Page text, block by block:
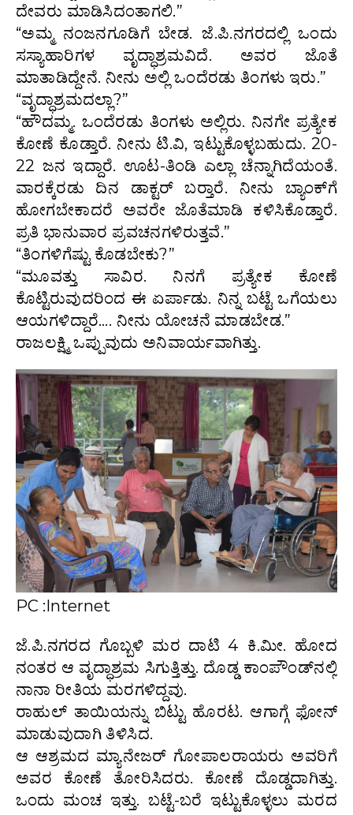
ದೇವರು ಮಾಡಿಸಿದಂತಾಗಲಿ.”
“ಅಮ್ಮ ನಂಜನಗೂಡಿಗೆ ಬೇಡ. ಜೆ.ಪಿ.ನಗರದಲ್ಲಿ ಒಂದು
ಸಸ್ಯಾಹಾರಿಗಳ ವೃದ್ಧಾಶ್ರಮವಿದೆ. ಅವರ ಜೊತೆ
ಮಾತಾಡಿದ್ದೇನೆ. ನೀನು ಅಲ್ಲಿ ಒಂದೆರಡು ತಿಂಗಳು ಇರು.”
“ವೃದ್ಧಾಶ್ರಮದಲ್ಲಾ?”
“ಹೌದಮ್ಮ. ಒಂದೆರಡು ತಿಂಗಳು ಅಲ್ಲಿರು. ನಿನಗೇ ಪ್ರತ್ಯೇಕ
ಕೋಣೆ ಕೊಡ್ತಾರೆ. ನೀನು ಟಿ.ವಿ, ಇಟ್ಟುಕೊಳ್ಳಬಹುದು. 20-
22 ಜನ ಇದ್ದಾರೆ. ಊಟ-ತಿಂಡಿ ಎಲ್ಲಾ ಚೆನ್ನಾಗಿದೆಯಂತೆ.
ವಾರಕ್ಕೆರಡು ದಿನ ಡಾಕ್ಟರ್ ಬರ‍್ತಾರೆ. ನೀನು ಬ್ಯಾಂಕ್‌ಗೆ
ಹೋಗಬೇಕಾದರೆ ಅವರೇ ಜೊತೆಮಾಡಿ ಕಳಿಸಿಕೊಡ್ತಾರೆ.
ಪ್ರತಿ ಭಾನುವಾರ ಪ್ರವಚನಗಳಿರುತ್ತವೆ.”
“ತಿಂಗಳಿಗೆಷ್ಟು ಕೊಡಬೇಕು?”
“ಮೂವತ್ತು ಸಾವಿರ. ನಿನಗೆ ಪ್ರತ್ಯೇಕ ಕೋಣೆ
ಕೊಟ್ಟಿರುವುದರಿಂದ ಈ ಏರ್ಪಾಡು. ನಿನ್ನ ಬಟ್ಟೆ ಒಗೆಯಲು
ಆಯಗಳಿದ್ದಾರೆ…. ನೀನು ಯೋಚನೆ ಮಾಡಬೇಡ.”
ರಾಜಲಕ್ಷ್ಮಿ ಒಪ್ಪುವುದು ಅನಿವಾರ್ಯವಾಗಿತ್ತು.
PC :Internet
ಜೆ.ಪಿ.ನಗರದ ಗೊಬ್ಬಳಿ ಮರ ದಾಟಿ 4 ಕಿ.ಮೀ. ಹೋದ
ನಂತರ ಆ ವೃದ್ಧಾಶ್ರಮ ಸಿಗುತ್ತಿತ್ತು. ದೊಡ್ಡ ಕಾಂಪೌಂಡ್‌ನಲ್ಲಿ
ನಾನಾ ರೀತಿಯ ಮರಗಳಿದ್ದವು.
ರಾಹುಲ್ ತಾಯಿಯನ್ನು ಬಿಟ್ಟು ಹೊರಟ. ಆಗಾಗ್ಗೆ ಫೋನ್
ಮಾಡುವುದಾಗಿ ತಿಳಿಸಿದ.
ಆ ಆಶ್ರಮದ ಮ್ಯಾನೇಜರ್ ಗೋಪಾಲರಾಯರು ಅವರಿಗೆ
ಅವರ ಕೋಣೆ ತೋರಿಸಿದರು. ಕೋಣೆ ದೊಡ್ಡದಾಗಿತ್ತು.
ಒಂದು ಮಂಚ ಇತ್ತು. ಬಟ್ಟೆ-ಬರೆ ಇಟ್ಟುಕೊಳ್ಳಲು ಮರದ